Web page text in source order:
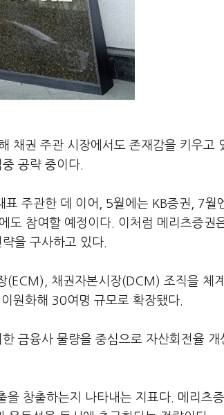
채권 주관 시장에서도 존재감을 키우고
공략 중이다.
표 주관한 데 이어, 5월에는 KB증권, 7월
도 참여할 예정이다. 이처럼 메리츠증권
을 구사하고 있다.
(ECM), 채권자본시장(DCM) 조직을 체
원화해 30여명 규모로 확장됐다.
금융사 물량을 중심으로 자산회전율 개
을 창출하는지 나타내는 지표다. 메리츠